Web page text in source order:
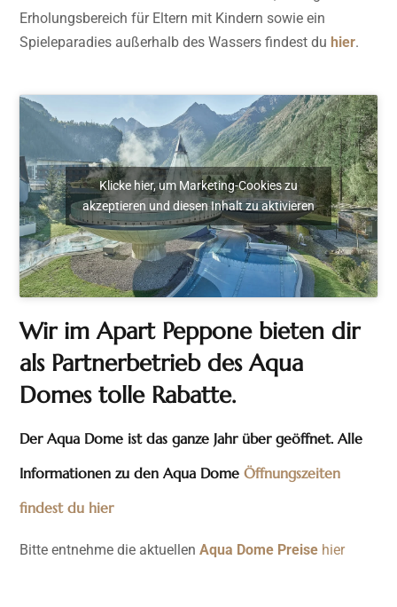
Erholungsbereich für Eltern mit Kindern sowie ein
Spieleparadies außerhalb des Wassers findest du hier.
Klicke hier, um Marketing-Cookies zu
akzeptieren und diesen Inhalt zu aktivieren
Wir im Apart Peppone bieten dir
als Partnerbetrieb des Aqua
Domes tolle Rabatte.
Der Aqua Dome ist das ganze Jahr über geöffnet. Alle
Informationen zu den Aqua Dome Öffnungszeiten
findest du hier
Bitte entnehme die aktuellen Aqua Dome Preise hier